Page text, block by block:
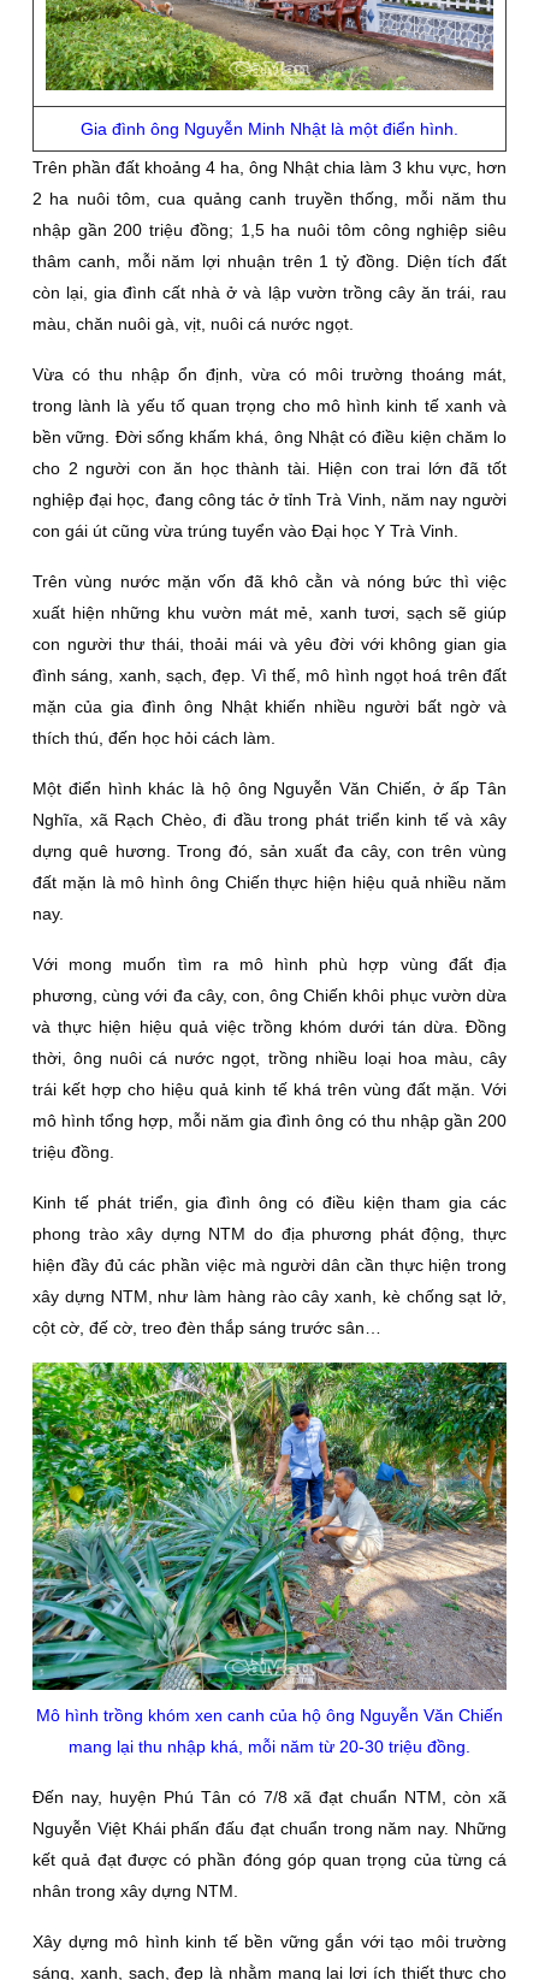
Gia đình ông Nguyễn Minh Nhật là một điển hình.
Trên phần đất khoảng 4 ha, ông Nhật chia làm 3 khu vực, hơn
2 ha nuôi tôm, cua quảng canh truyền thống, mỗi năm thu
nhập gần 200 triệu đồng; 1,5 ha nuôi tôm công nghiệp siêu
thâm canh, mỗi năm lợi nhuận trên 1 tỷ đồng. Diện tích đất
còn lại, gia đình cất nhà ở và lập vườn trồng cây ăn trái, rau
màu, chăn nuôi gà, vịt, nuôi cá nước ngọt.
Vừa có thu nhập ổn định, vừa có môi trường thoáng mát,
trong lành là yếu tố quan trọng cho mô hình kinh tế xanh và
bền vững. Ðời sống khấm khá, ông Nhật có điều kiện chăm lo
cho 2 người con ăn học thành tài. Hiện con trai lớn đã tốt
nghiệp đại học, đang công tác ở tỉnh Trà Vinh, năm nay người
con gái út cũng vừa trúng tuyển vào Ðại học Y Trà Vinh.
Trên vùng nước mặn vốn đã khô cằn và nóng bức thì việc
xuất hiện những khu vườn mát mẻ, xanh tươi, sạch sẽ giúp
con người thư thái, thoải mái và yêu đời với không gian gia
đình sáng, xanh, sạch, đẹp. Vì thế, mô hình ngọt hoá trên đất
mặn của gia đình ông Nhật khiến nhiều người bất ngờ và
thích thú, đến học hỏi cách làm.
Một điển hình khác là hộ ông Nguyễn Văn Chiến, ở ấp Tân
Nghĩa, xã Rạch Chèo, đi đầu trong phát triển kinh tế và xây
dựng quê hương. Trong đó, sản xuất đa cây, con trên vùng
đất mặn là mô hình ông Chiến thực hiện hiệu quả nhiều năm
nay.
Với mong muốn tìm ra mô hình phù hợp vùng đất địa
phương, cùng với đa cây, con, ông Chiến khôi phục vườn dừa
và thực hiện hiệu quả việc trồng khóm dưới tán dừa. Ðồng
thời, ông nuôi cá nước ngọt, trồng nhiều loại hoa màu, cây
trái kết hợp cho hiệu quả kinh tế khá trên vùng đất mặn. Với
mô hình tổng hợp, mỗi năm gia đình ông có thu nhập gần 200
triệu đồng.
Kinh tế phát triển, gia đình ông có điều kiện tham gia các
phong trào xây dựng NTM do địa phương phát động, thực
hiện đầy đủ các phần việc mà người dân cần thực hiện trong
xây dựng NTM, như làm hàng rào cây xanh, kè chống sạt lở,
cột cờ, đế cờ, treo đèn thắp sáng trước sân…
Mô hình trồng khóm xen canh của hộ ông Nguyễn Văn Chiến
mang lại thu nhập khá, mỗi năm từ 20-30 triệu đồng.
Ðến nay, huyện Phú Tân có 7/8 xã đạt chuẩn NTM, còn xã
Nguyễn Việt Khái phấn đấu đạt chuẩn trong năm nay. Những
kết quả đạt được có phần đóng góp quan trọng của từng cá
nhân trong xây dựng NTM.
Xây dựng mô hình kinh tế bền vững gắn với tạo môi trường
sáng, xanh, sạch, đẹp là nhằm mang lại lợi ích thiết thực cho